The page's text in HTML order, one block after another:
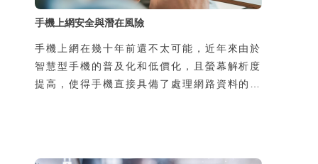
手機上網安全與潛在風險
手機上網在幾十年前還不太可能，近年來由於
智慧型手機的普及化和低價化，且螢幕解析度
提高，使得手機直接具備了處理網路資料的能